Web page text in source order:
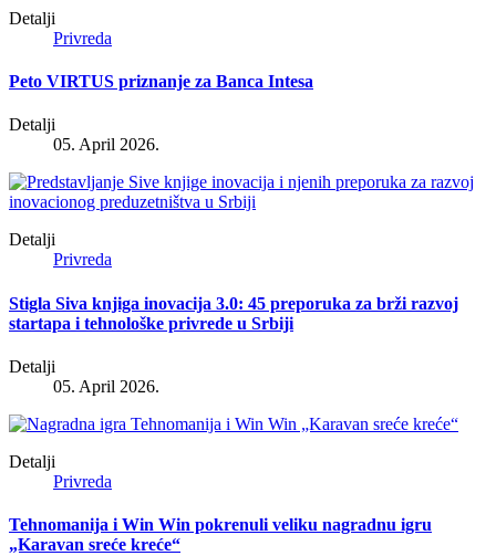
Detalji
Privreda
Peto VIRTUS priznanje za Banca Intesa
Detalji
05. April 2026.
Detalji
Privreda
Stigla Siva knjiga inovacija 3.0: 45 preporuka za brži razvoj
startapa i tehnološke privrede u Srbiji
Detalji
05. April 2026.
Detalji
Privreda
Tehnomanija i Win Win pokrenuli veliku nagradnu igru
„Karavan sreće kreće“